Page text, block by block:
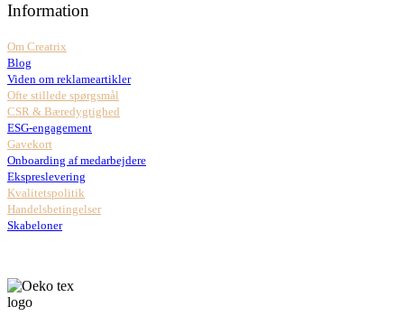
Information
Om Creatrix
Blog
Viden om reklameartikler
Ofte stillede spørgsmål
CSR & Bæredygtighed
ESG-engagement
Gavekort
Onboarding af medarbejdere
Ekspreslevering
Kvalitetspolitik
Handelsbetingelser
Skabeloner